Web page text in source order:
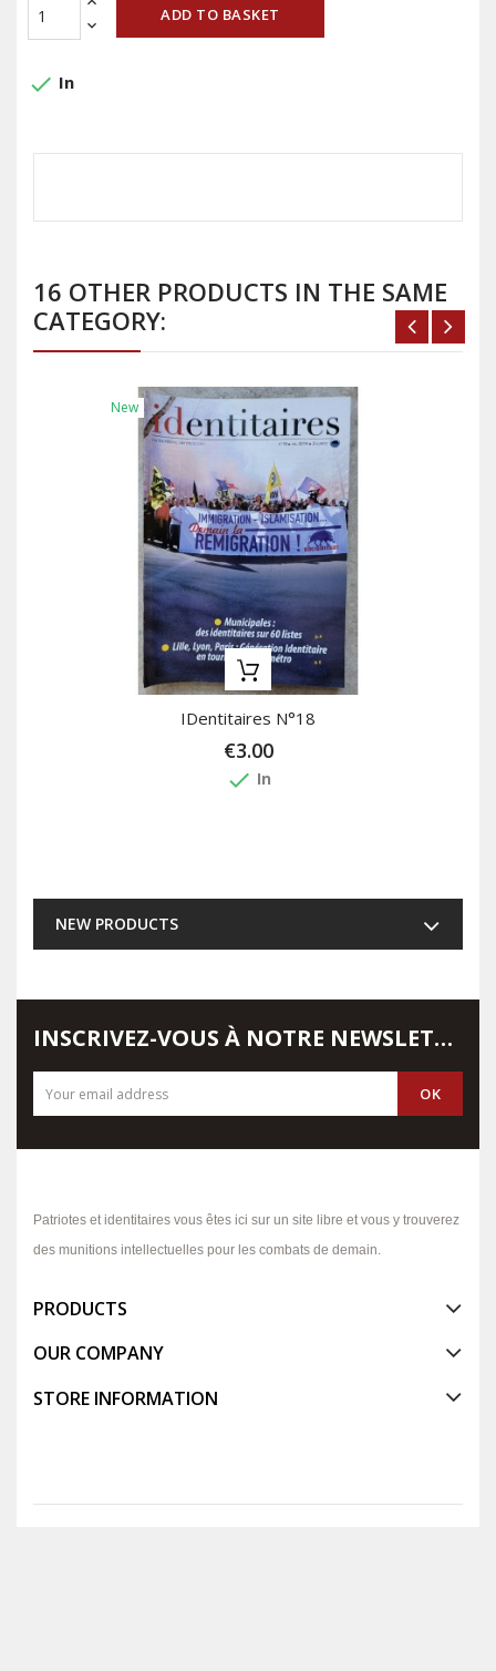
ADD TO BASKET
done In
16 OTHER PRODUCTS IN THE SAME
CATEGORY:
New
IDentitaires N°18
€3.00
done In
NEW PRODUCTS
INSCRIVEZ-VOUS À NOTRE NEWSLETTER
Patriotes et identitaires vous êtes ici sur un site libre et vous y trouverez
des munitions intellectuelles pour les combats de demain.
PRODUCTS
OUR COMPANY
STORE INFORMATION